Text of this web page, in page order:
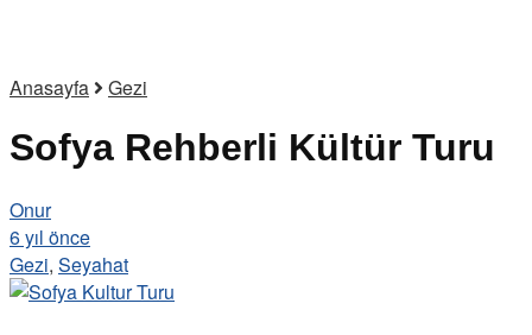
Anasayfa Gezi
Sofya Rehberli Kültür Turu
Onur
6 yıl önce
Gezi, Seyahat